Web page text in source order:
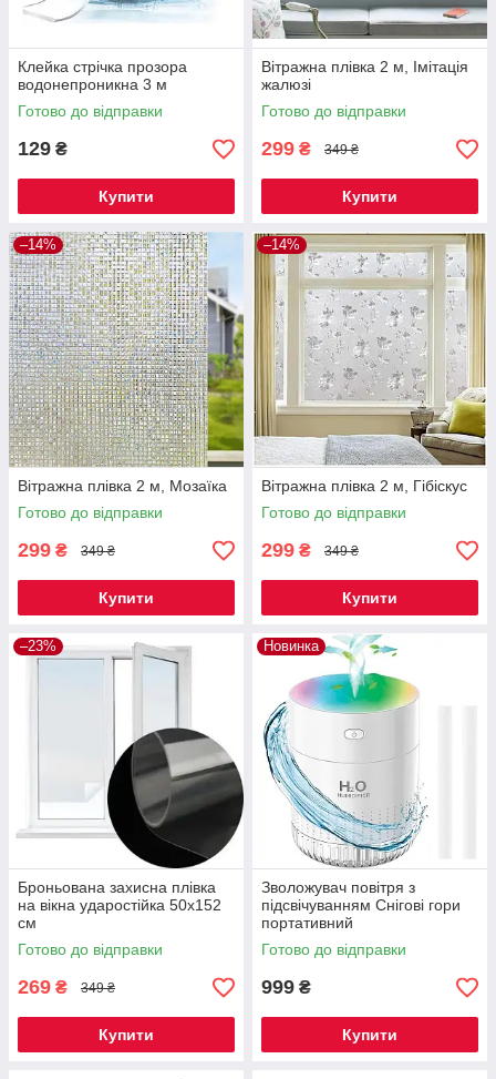
Клейка стрічка прозора
водонепроникна 3 м
Готово до відправки
129 ₴
Купити
Вітражна плівка 2 м, Імітація
жалюзі
Готово до відправки
299 ₴ 349 ₴
Купити
–14%
Вітражна плівка 2 м, Мозаїка
Готово до відправки
299 ₴ 349 ₴
Купити
–14%
Вітражна плівка 2 м, Гібіскус
Готово до відправки
299 ₴ 349 ₴
Купити
–23%
Броньована захисна плівка
на вікна ударостійка 50x152
см
Готово до відправки
269 ₴ 349 ₴
Купити
Новинка
Зволожувач повітря з
підсвічуванням Снігові гори
портативний
Готово до відправки
999 ₴
Купити